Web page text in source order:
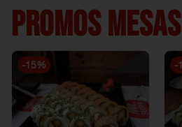
PROMOS MESAS
-15% -1